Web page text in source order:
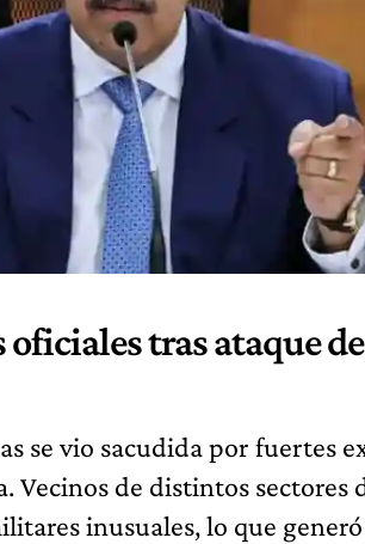
tras ataque
se vio sacudida por fuertes
Vecinos de distintos sectores
inusuales, lo que